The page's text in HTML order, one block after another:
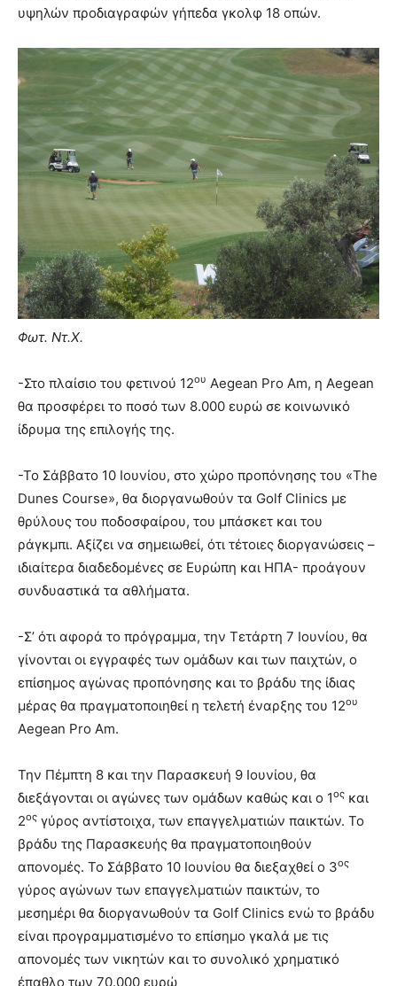
υψηλών προδιαγραφών γήπεδα γκολφ 18 οπών.
Φωτ. Ντ.Χ.
-Στο πλαίσιο του φετινού 12ου Aegean Pro Am, η Aegean
θα προσφέρει το ποσό των 8.000 ευρώ σε κοινωνικό
ίδρυμα της επιλογής της.
-Το Σάββατο 10 Ιουνίου, στο χώρο προπόνησης του «The
Dunes Course», θα διοργανωθούν τα Golf Clinics με
θρύλους του ποδοσφαίρου, του μπάσκετ και του
ράγκμπι. Αξίζει να σημειωθεί, ότι τέτοιες διοργανώσεις –
ιδιαίτερα διαδεδομένες σε Ευρώπη και ΗΠΑ- προάγουν
συνδυαστικά τα αθλήματα.
-Σ’ ότι αφορά το πρόγραμμα, την Τετάρτη 7 Ιουνίου, θα
γίνονται οι εγγραφές των ομάδων και των παιχτών, ο
επίσημος αγώνας προπόνησης και το βράδυ της ίδιας
μέρας θα πραγματοποιηθεί η τελετή έναρξης του 12ου
Aegean Pro Am.
Την Πέμπτη 8 και την Παρασκευή 9 Ιουνίου, θα
διεξάγονται οι αγώνες των ομάδων καθώς και ο 1ος και
2ος γύρος αντίστοιχα, των επαγγελματιών παικτών. Το
βράδυ της Παρασκευής θα πραγματοποιηθούν
απονομές. Το Σάββατο 10 Ιουνίου θα διεξαχθεί ο 3ος
γύρος αγώνων των επαγγελματιών παικτών, το
μεσημέρι θα διοργανωθούν τα Golf Clinics ενώ το βράδυ
είναι προγραμματισμένο το επίσημο γκαλά με τις
απονομές των νικητών και το συνολικό χρηματικό
έπαθλο των 70.000 ευρώ